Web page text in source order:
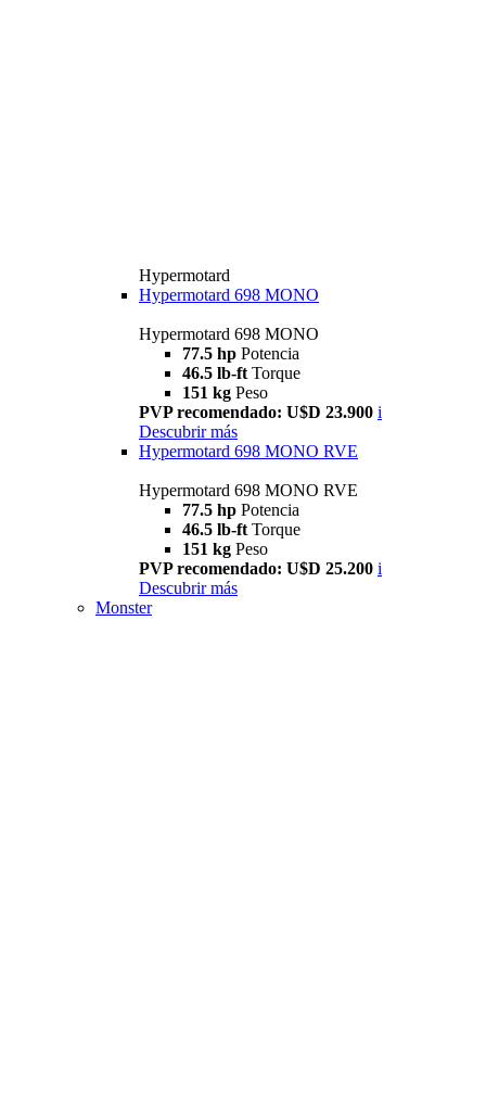
Hypermotard
Hypermotard 698 MONO
Hypermotard 698 MONO
77.5 hp Potencia
46.5 lb-ft Torque
151 kg Peso
PVP recomendado: U$D 23.900 i
Descubrir más
Hypermotard 698 MONO RVE
Hypermotard 698 MONO RVE
77.5 hp Potencia
46.5 lb-ft Torque
151 kg Peso
PVP recomendado: U$D 25.200 i
Descubrir más
Monster